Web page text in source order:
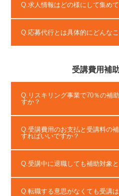
求人情報はどの様にして集め
応募代行とは具体的にどんな
受講費用補
リスキリング事業で70％の補
すか？
受講費用のお支払と受講料の
すればいいですか？
受講中に退職しても補助対象
転職する意思がなくても受講